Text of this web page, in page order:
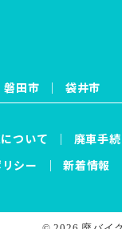
磐田市 袋井市
ついて 廃車手
シー 新着情報